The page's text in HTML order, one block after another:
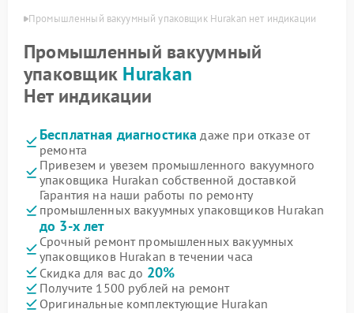
Промышленный вакуумный упаковщик Hurakan нет индикации
Промышленный вакуумный
упаковщик Hurakan
Нет индикации
Бесплатная диагностика даже при отказе от
ремонта
Привезем и увезем промышленного вакуумного
упаковщика Hurakan собственной доставкой
Гарантия на наши работы по ремонту
промышленных вакуумных упаковщиков Hurakan
до 3-х лет
Срочный ремонт промышленных вакуумных
упаковщиков Hurakan в течении часа
Скидка для вас до 20%
Получите 1500 рублей на ремонт
Оригинальные комплектующие Hurakan